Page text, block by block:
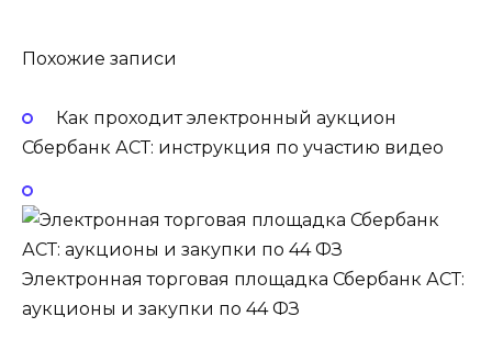
Похожие записи
Как проходит электронный аукцион
Сбербанк АСТ: инструкция по участию видео
Электронная торговая площадка Сбербанк АСТ:
аукционы и закупки по 44 ФЗ